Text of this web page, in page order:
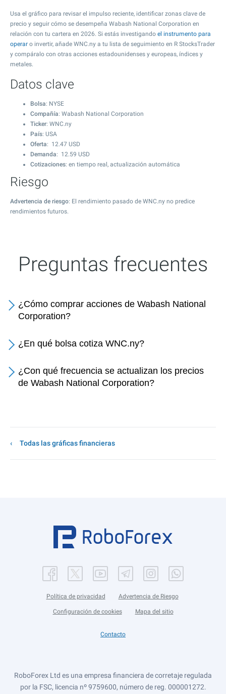
Usa el gráfico para revisar el impulso reciente, identificar zonas clave de
precio y seguir cómo se desempeña Wabash National Corporation en
relación con tu cartera en 2026. Si estás investigando el instrumento para
operar o invertir, añade WNC.ny a tu lista de seguimiento en R StocksTrader
y compáralo con otras acciones estadounidenses y europeas, índices y
metales.
Datos clave
Bolsa: NYSE
Compañía: Wabash National Corporation
Ticker: WNC.ny
País: USA
Oferta: 12.47 USD
Demanda: 12.59 USD
Cotizaciones: en tiempo real, actualización automática
Riesgo
Advertencia de riesgo: El rendimiento pasado de WNC.ny no predice
rendimientos futuros.
Preguntas frecuentes
¿Cómo comprar acciones de Wabash National
Corporation?
¿En qué bolsa cotiza WNC.ny?
¿Con qué frecuencia se actualizan los precios
de Wabash National Corporation?
Todas las gráficas financieras
Política de privacidad Advertencia de Riesgo
Configuración de cookies Mapa del sitio
Contacto
RoboForex Ltd es una empresa financiera de corretaje regulada
por la FSC, licencia nº 9759600, número de reg. 000001272.